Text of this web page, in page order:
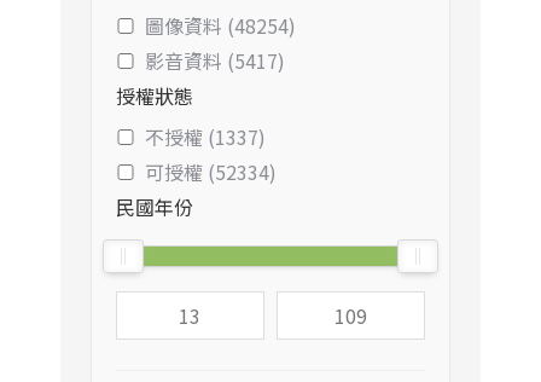
圖像資料 (48254)
影音資料 (5417)
授權狀態
不授權 (1337)
可授權 (52334)
民國年份